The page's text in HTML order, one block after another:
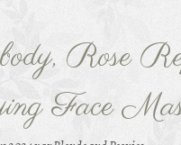
Rose
Face